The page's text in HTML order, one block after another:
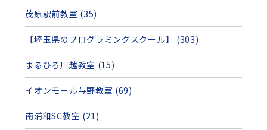
茂原駅前教室 (35)
【埼玉県のプログラミングスクール】 (303)
まるひろ川越教室 (15)
イオンモール与野教室 (69)
南浦和SC教室 (21)